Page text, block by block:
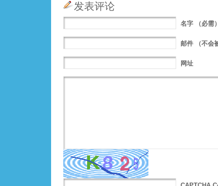
发表评论
名字 （必需
邮件 （不会
网址